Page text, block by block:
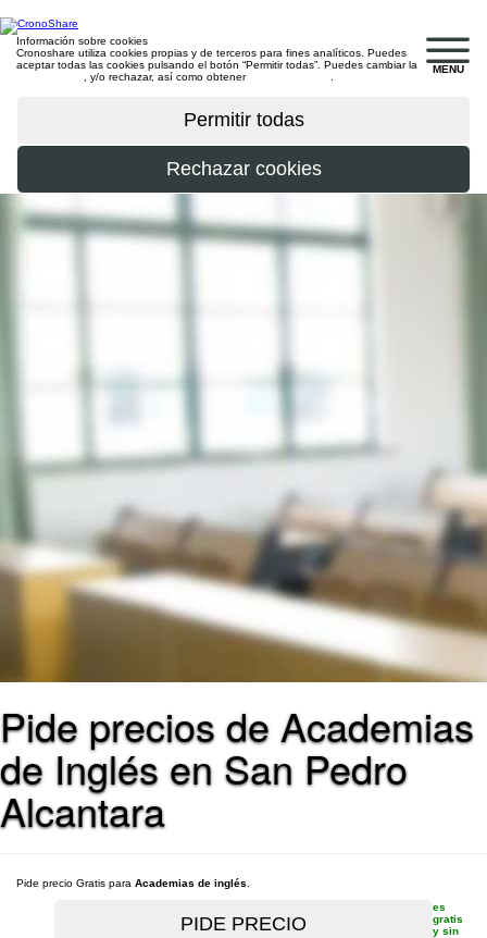
MENU
Información sobre cookies
Cronoshare utiliza cookies propias y de terceros para fines analíticos. Puedes
aceptar todas las cookies pulsando el botón “Permitir todas”. Puedes cambiar la
, y/o rechazar, así como obtener
Pide precios de Academias
de Inglés en San Pedro
Alcantara
Pide precio Gratis para Academias de inglés
es
gratis
y sin